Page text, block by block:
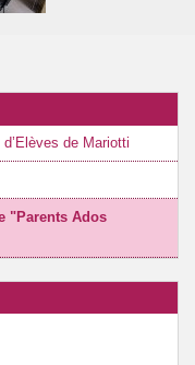
de Mariotti
"Parents Ados